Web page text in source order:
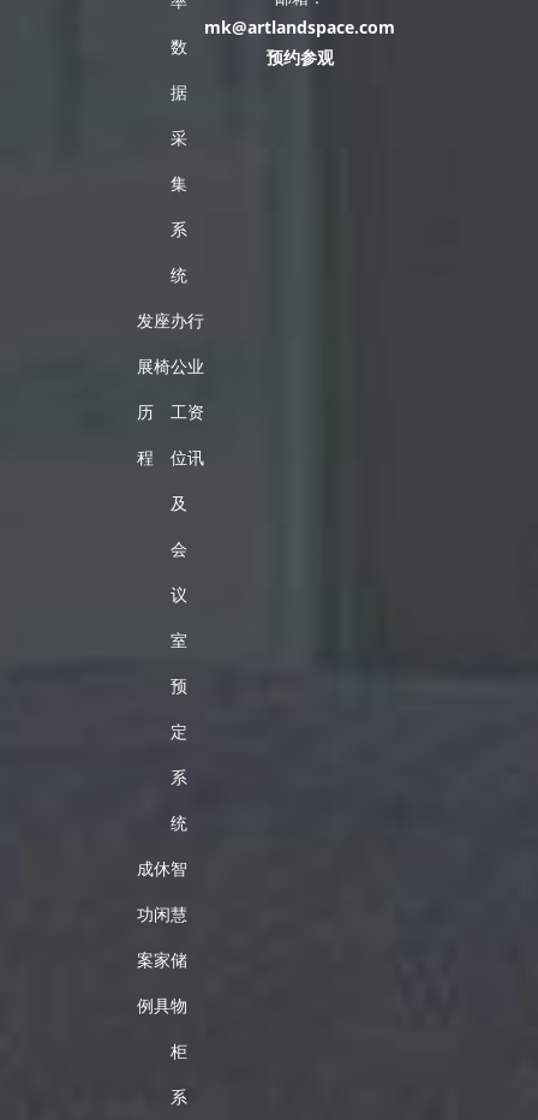
数
据
采
集
系
统
mk@artlandspace.com
预约参观
发
展
历
程
座
椅
办
公
工
位
及
会
议
室
预
定
系
统
行
业
资
讯
成
功
案
例
休
闲
家
具
智
慧
储
物
柜
系